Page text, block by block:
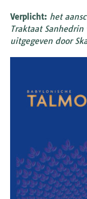
Verplicht: het
Traktaat
uitgegeven door